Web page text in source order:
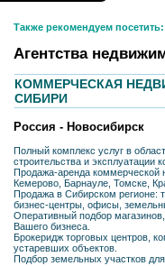
Также рекомендуем посетить:
Агентства
КОММЕРЧЕСКАЯ
СИБИРИ
Россия - Новосибирск
Полный комплекс услуг в
строительства и эксплуатации
Продажа-аренда коммерческой
Кемерово, Барнауле, Томске,
Продажа в Сибирском регионе:
бизнес-центры, офисы,
Оперативный подбор
Вашего бизнеса.
Брокеридж торговых центров,
устаревших объектов.
Подбор земельных участков для